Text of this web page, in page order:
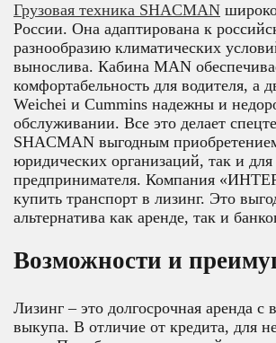
Грузовая техника SHACMAN
России. Она адаптирована к
разнообразию климатических
вынослива. Кабина MAN
комфортабельность для водителя, а
Weichei и Cummins надежны и
обслуживании. Все это делает
SHACMAN выгодным
юридических организаций, так и для
предпринимателя. Компания
купить транспорт в лизинг. Это
альтернатива как аренде, так и
Возможности и
Лизинг – это долгосрочная аренда с
выкупа. В отличие от кредита, для